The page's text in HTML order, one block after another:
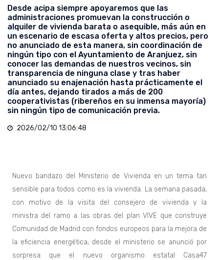
Desde acipa siempre apoyaremos que las
administraciones promuevan la construcción o
alquiler de vivienda barata o asequible, más aún en
un escenario de escasa oferta y altos precios, pero
no anunciado de esta manera, sin coordinación de
ningún tipo con el Ayuntamiento de Aranjuez, sin
conocer las demandas de nuestros vecinos, sin
transparencia de ninguna clase y tras haber
anunciado su enajenación hasta prácticamente el
día antes, dejando tirados a más de 200
cooperativistas (ribereños en su inmensa mayoría)
sin ningún tipo de comunicación previa.
2026/02/10 13:06:48
Nuevo bandazo del Ministerio de Vivienda en un tema tan
sensible para todos como es la vivienda. La semana pasada,
con motivo de la visita del consejero de vivienda y la
ministra del ramo a las obras del plan VIVE que construye
Comunidad de Madrid con fondos europeos para la mejora de
la eficiencia energética, desde el ministerio se anunció por
sorpresa que el nuevo organismo estatal Casa47